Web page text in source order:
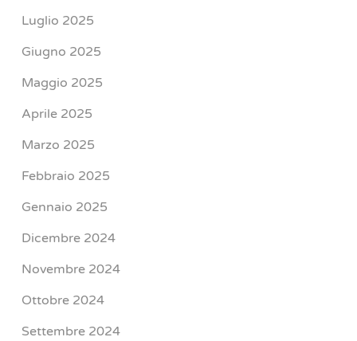
Luglio 2025
Giugno 2025
Maggio 2025
Aprile 2025
Marzo 2025
Febbraio 2025
Gennaio 2025
Dicembre 2024
Novembre 2024
Ottobre 2024
Settembre 2024